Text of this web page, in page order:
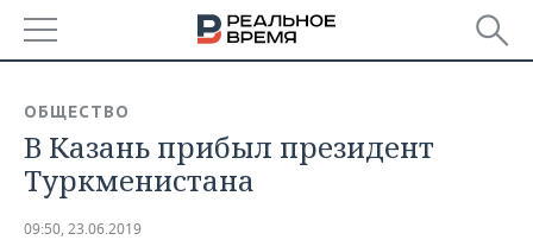
БАШКОРТОСТАН
ТАТАРСТАН
НОВОСТИ
АНАЛИТИКА
ОБЩЕСТВО
В Казань прибыл президент
Туркменистана
09:50, 23.06.2019